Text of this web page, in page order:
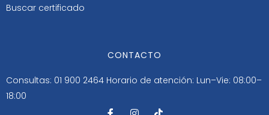
Buscar certificado
CONTACTO
Consultas: 01 900 2464 Horario de atención: Lun–Vie: 08:00–
18:00
F
I
T